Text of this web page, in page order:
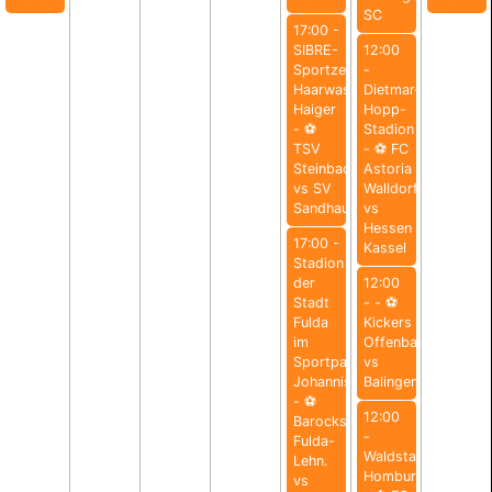
17:00 -
SIBRE-
Sportzentrum
Haarwasen
Haiger
- ⚽️
TSV
Steinbach
vs SV
Sandhausen
17:00 -
Stadion
der
Stadt
Fulda
im
Sportpark
Johannisau
- ⚽️
Barockstadt
Fulda-
Lehn.
vs
SC
12:00
-
Dietmar-
Hopp-
Stadion
- ⚽️ FC
Astoria
Walldorf
vs
Hessen
Kassel
12:00
- - ⚽️
Kickers
Offenbach
vs
Balingen
12:00
-
Waldstadion
Homburg